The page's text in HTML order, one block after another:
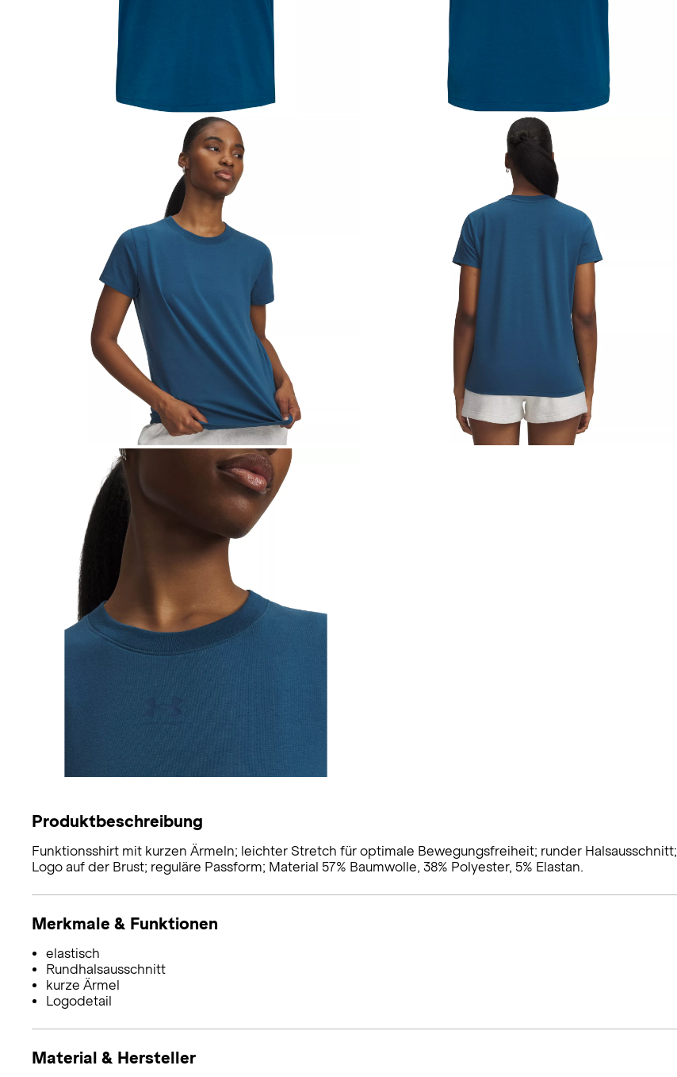
Produktbeschreibung
Funktionsshirt mit kurzen Ärmeln; leichter Stretch für optimale Bewegungsfreiheit; runder Halsausschnitt;
Logo auf der Brust; reguläre Passform; Material 57% Baumwolle, 38% Polyester, 5% Elastan.
Merkmale & Funktionen
elastisch
Rundhalsausschnitt
kurze Ärmel
Logodetail
Material & Hersteller